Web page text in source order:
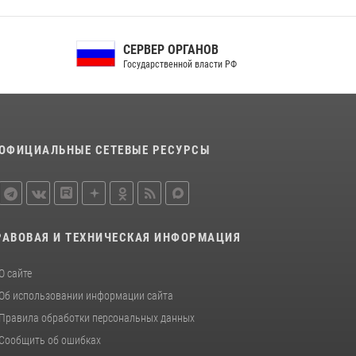
24 июля 2026, 14:16СЕРВЕР ОРГАНОВ
Государственной власти РФ
СЕТЕВЫЕ РЕСУРСЫ
И ТЕХНИЧЕСКАЯ ИНФОРМАЦИЯ
О сайте
Об использовании информации сайта
Правила обработки персональных данных
Сообщить об ошибках